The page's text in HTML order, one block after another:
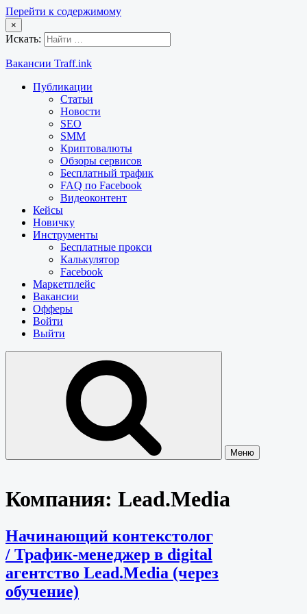
Перейти к содержимому
×
Искать:
Вакансии Traff.ink
Публикации
Статьи
Новости
SEO
SMM
Криптовалюты
Обзоры сервисов
Бесплатный трафик
FAQ по Facebook
Видеоконтент
Кейсы
Новичку
Инструменты
Бесплатные прокси
Калькулятор
Facebook
Маркетплейс
Вакансии
Офферы
Войти
Выйти
Меню
Компания: Lead.Media
Начинающий контекстолог
/ Трафик-менеджер в digital
агентство Lead.Media (через
обучение)